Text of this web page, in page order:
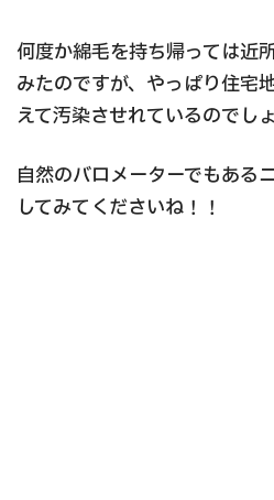
何度か綿毛を持ち帰っては近
みたのですが、やっぱり住宅
えて汚染させれているのでし
自然のバロメーターでもある
してみてくださいね！！